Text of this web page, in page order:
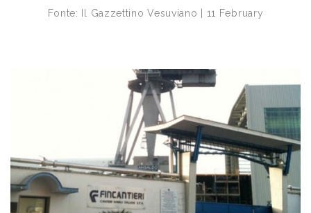
Fonte: Il Gazzettino Vesuviano | 11 February